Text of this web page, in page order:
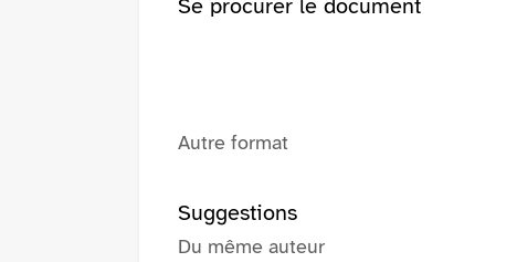
Se procurer le document
Autre format
Suggestions
Du même auteur